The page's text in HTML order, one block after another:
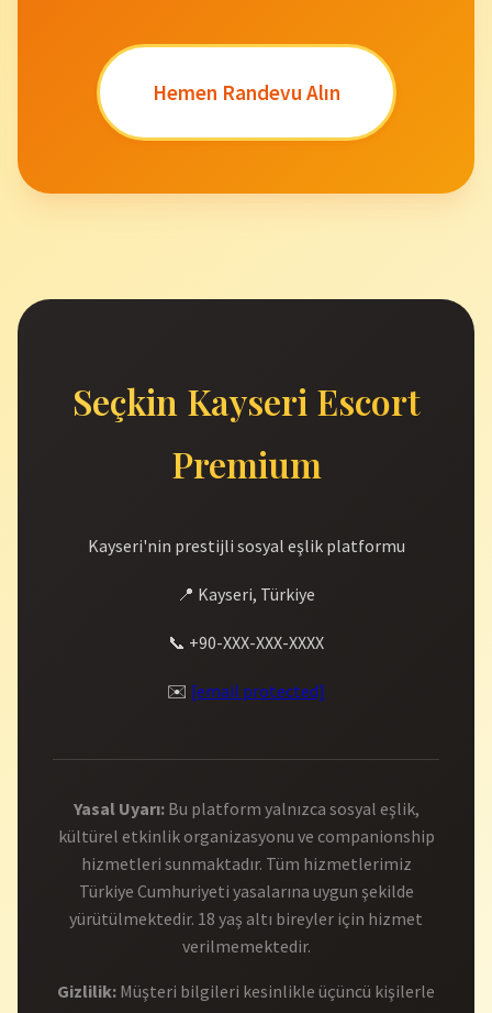
Hemen Randevu Alın
Seçkin Kayseri Escort
Premium
Kayseri'nin prestijli sosyal eşlik platformu
📍 Kayseri, Türkiye
📞 +90-XXX-XXX-XXXX
✉️ [email protected]
Yasal Uyarı:Bu platform yalnızca sosyal eşlik,
kültürel etkinlik organizasyonu ve companionship
hizmetleri sunmaktadır. Tüm hizmetlerimiz
Türkiye Cumhuriyeti yasalarına uygun şekilde
yürütülmektedir. 18 yaş altı bireyler için hizmet
verilmemektedir.
Gizlilik: Müşteri bilgileri kesinlikle üçüncü kişilerle